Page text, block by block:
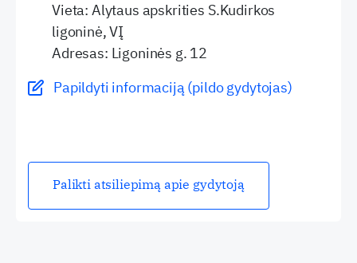
Vieta: Alytaus apskrities S.Kudirkos
ligoninė, VĮ
Adresas: Ligoninės g. 12
Papildyti informaciją (pildo gydytojas)
Palikti atsiliepimą apie gydytoją